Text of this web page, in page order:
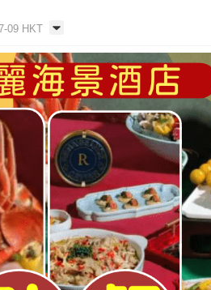
09 HKT